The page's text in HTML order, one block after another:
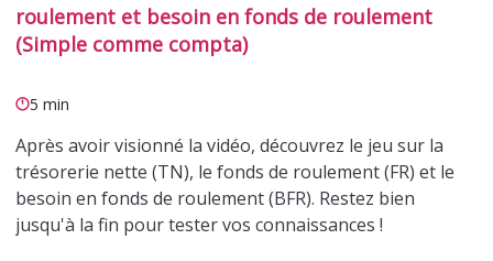
roulement et besoin en fonds de roulement
(Simple comme compta)
5 min
Après avoir visionné la vidéo, découvrez le jeu sur la
trésorerie nette (TN), le fonds de roulement (FR) et le
besoin en fonds de roulement (BFR). Restez bien
jusqu'à la fin pour tester vos connaissances !